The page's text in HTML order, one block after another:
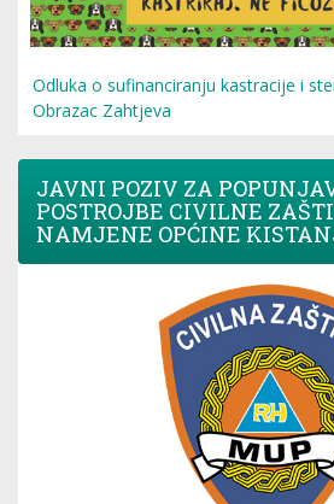
Odluka o sufinanciranju kastracije i
Obrazac Zahtjeva
JAVNI POZIV ZA
POSTROJBE CIVILNE
NAMJENE OPĆINE